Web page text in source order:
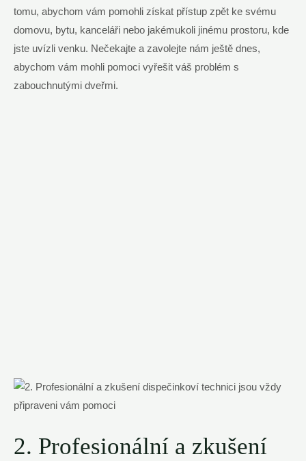
tomu, abychom vám pomohli získat přístup zpět ke svému
domovu, bytu, kanceláři nebo jakémukoli jinému prostoru, kde
jste uvízli venku. Nečekajte a zavolejte nám ještě dnes,
abychom vám mohli pomoci vyřešit váš problém s
zabouchnutými dveřmi.
2. Profesionální a zkušení